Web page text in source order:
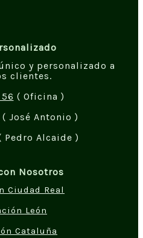
y personalizado a
clientes.
( Oficina )
( José Antonio )
Pedro Alcaide )
Nosotros
Ciudad Real
León
Cataluña